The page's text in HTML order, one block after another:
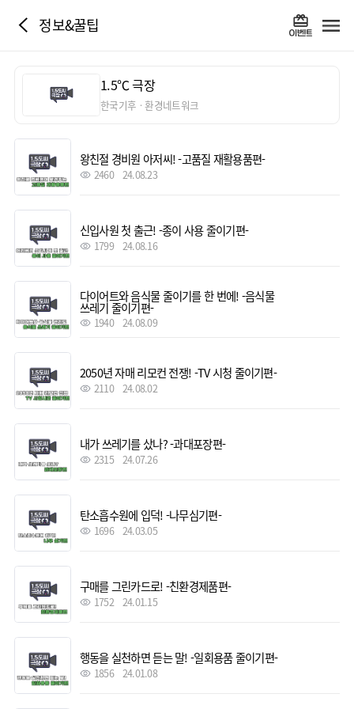
정보&꿀팁
1.5℃ 극장
한국기후ㆍ환경네트워크
왕친절 경비원 아저씨! -고품질 재활용품편-
2460 24.08.23
신입사원 첫 출근! -종이 사용 줄이기편-
1799 24.08.16
다이어트와 음식물 줄이기를 한 번에! -음식물
쓰레기 줄이기편-
1940 24.08.09
2050년 자매 리모컨 전쟁! -TV 시청 줄이기편-
2110 24.08.02
내가 쓰레기를 샀나? -과대포장편-
2315 24.07.26
탄소흡수원에 입덕! -나무심기편-
1696 24.03.05
구매를 그린카드로! -친환경제품편-
1752 24.01.15
행동을 실천하면 듣는 말! -일회용품 줄이기편-
1856 24.01.08